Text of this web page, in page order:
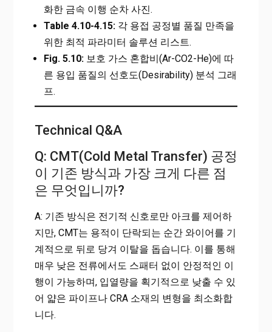
화한 금속 이행 순차 사진.
Table 4.10-4.15:각 용접 공정별 품질 만족을
위한 최적 파라미터 솔루션 리스트.
Fig. 5.10:보호 가스 혼합비(Ar-CO2-He)에 따
른 용입 품질의 선호도(Desirability) 분석 그래
프.
Technical Q&A
Q: CMT(Cold Metal Transfer) 공정
이 기존 방식과 가장 크게 다른 점
은 무엇입니까?
A: 기존 방식은 전기적 신호로만 아크를 제어하
지만, CMT는 용적이 단락되는 순간 와이어를 기
계적으로 뒤로 당겨 이탈을 돕습니다. 이를 통해
매우 낮은 전류에서도 스패터 없이 안정적인 이
행이 가능하며, 입열량을 획기적으로 낮출 수 있
어 얇은 파이프나 CRA 소재의 변형을 최소화합
니다.